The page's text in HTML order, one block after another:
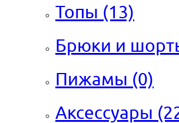
Топы (13)
Брюки и
Пижамы (0)
Аксессуары